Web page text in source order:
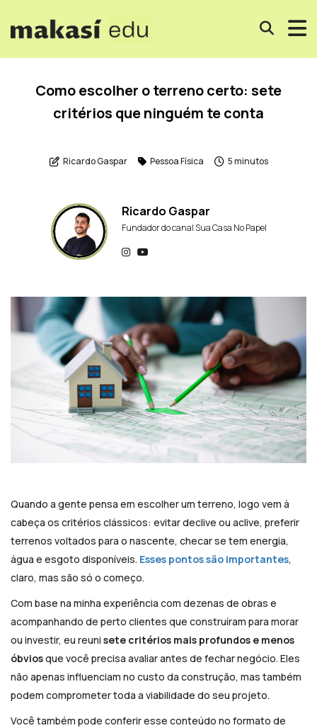
Como escolher o terreno certo: sete
critérios que ninguém te conta
Ricardo Gaspar Pessoa Física 5 minutos
Ricardo Gaspar
Fundador do canal Sua Casa No Papel
Quando a gente pensa em escolher um terreno, logo vem à
cabeça os critérios clássicos: evitar declive ou aclive, preferir
terrenos voltados para o nascente, checar se tem energia,
água e esgoto disponíveis. Esses pontos são importantes,
claro, mas são só o começo.
Com base na minha experiência com dezenas de obras e
acompanhando de perto clientes que construíram para morar
ou investir, eu reuni sete critérios mais profundos e menos
óbviosque você precisa avaliar antes de fechar negócio. Eles
não apenas influenciam no custo da construção, mas também
podem comprometer toda a viabilidade do seu projeto.
Você também pode conferir esse conteúdo no formato de